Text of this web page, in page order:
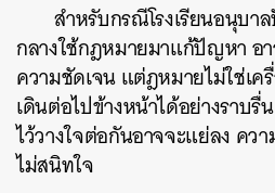
สำหรับกรณีโรงเรียนอนุบา
กลางใช้กฎหมายมาแก้ปัญหา อ
ความชัดเจน แต่ฎหมายไม่ใช่เค
เดินต่อไปข้างหน้าได้อย่างราบ
ไว้วางใจต่อกันอาจจะแย่ลง ค
ไม่สนิทใจ